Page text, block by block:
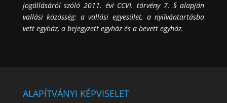
jogállásáról szóló 2011. évi CCVI. törvény 7. § alapján
vallási közösség: a vallási egyesület, a nyilvántartásba
vett egyház, a bejegyzett egyház és a bevett egyház.
ALAPÍTVÁNYI KÉPVISELET